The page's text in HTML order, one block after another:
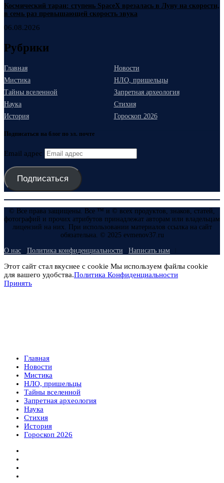
Космический таран: ступень SpaceX врезалась в Луну на скорости,
в семь раз превышающей скорость звука
06.08.2026
Рубрики
Главная
Новости
Мистика
НЛО, пришельцы
Тайны вселенной
Запретная археология
Наука
Стихия
История
Гороскоп 2026
Подписаться на блог по эл. почте
Email адрес
Подписаться
© Все права защищены. Все ™ и © всех продуктов, знаков, статей,
фотографий и прочих атрибутов принадлежат авторам или владельцам
лицензий на них. При использовании материалов ссылка на сайт
обязательна. © 2025 evmenov37.ru
О нас Политика конфиденциальности Написать нам
Этот сайт стал вкуснее с cookie Мы используем файлы cookie
для вашего удобства.Политика Конфиденциальности
Принять
Главная
Новости
Мистика
НЛО, пришельцы
Тайны вселенной
Запретная археология
Наука
Стихия
История
Гороскоп 2026